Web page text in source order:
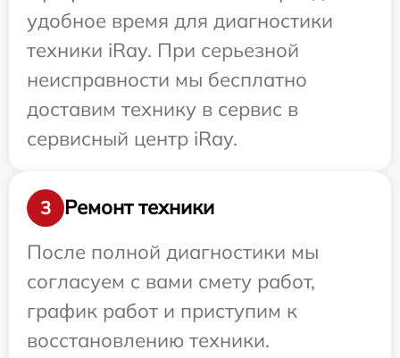
удобное время для диагностики
техники iRay. При серьезной
неисправности мы бесплатно
доставим технику в сервис в
сервисный центр iRay.
3
Ремонт техники
После полной диагностики мы
согласуем с вами смету работ,
график работ и приступим к
восстановлению техники.